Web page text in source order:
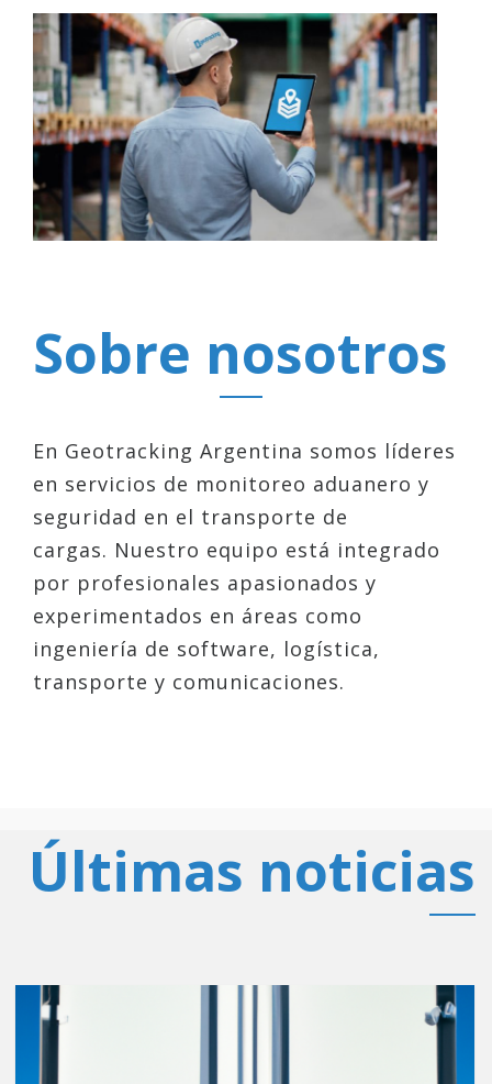
Sobre nosotros
En Geotracking Argentina somos líderes
en servicios de monitoreo aduanero y
seguridad en el transporte de
cargas. Nuestro equipo está integrado
por profesionales apasionados y
experimentados en áreas como
ingeniería de software, logística,
transporte y comunicaciones.
Últimas noticias